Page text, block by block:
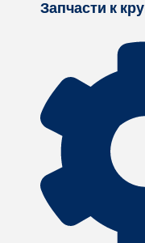
Запчасти к